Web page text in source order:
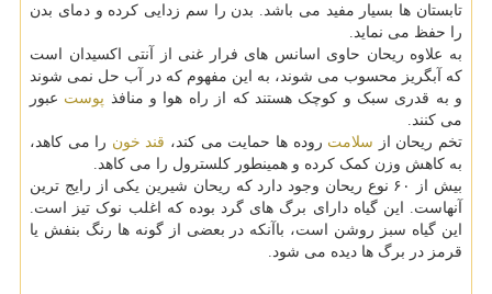
تابستان ها بسیار مفید می باشد. بدن را سم زدایی کرده و دمای بدن
را حفظ می نماید.
به علاوه ریحان حاوی اسانس های فرار غنی از آنتی اکسیدان است
که آبگریز محسوب می شوند، به این مفهوم که در آب حل نمی شوند
و به قدری سبک و کوچک هستند که از راه هوا و منافذ پوست عبور
می کنند.
تخم ریحان از سلامت روده ها حمایت می کند، قند خون را می کاهد،
به کاهش وزن کمک کرده و همینطور کلسترول را می کاهد.
بیش از ۶۰ نوع ریحان وجود دارد که ریحان شیرین یکی از رایج ترین
آنهاست. این گیاه دارای برگ های گرد بوده که اغلب نوک تیز است.
این گیاه سبز روشن است، باآنکه در بعضی از گونه ها رنگ بنفش یا
قرمز در برگ ها دیده می شود.